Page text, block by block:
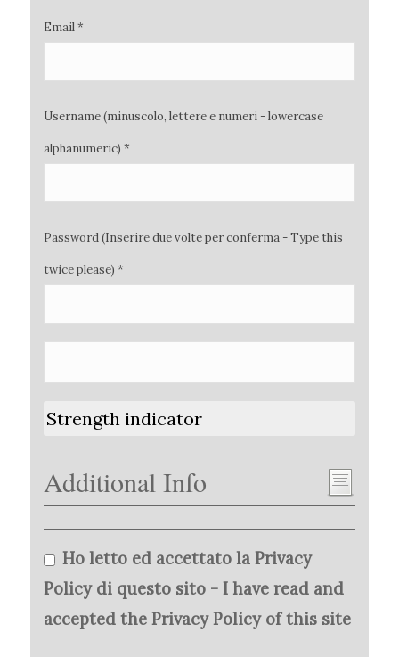
Email *
Username (minuscolo, lettere e numeri - lowercase
alphanumeric) *
Password (Inserire due volte per conferma - Type this
twice please) *
Strength indicator
Additional Info
Ho letto ed accettato la Privacy
Policy di questo sito - I have read and
accepted the Privacy Policy of this site